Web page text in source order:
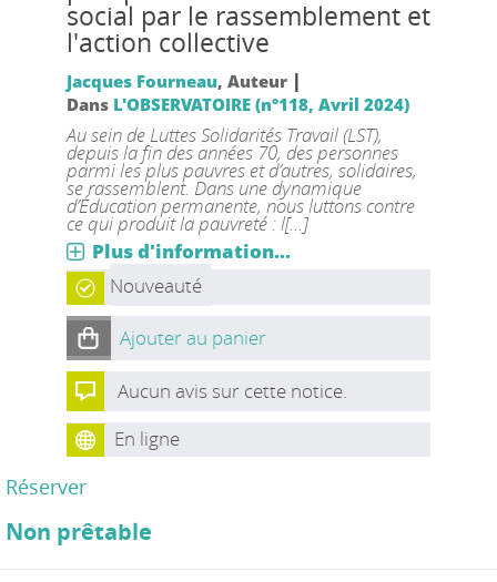
social par le rassemblement et
l'action collective
Jacques Fourneau, Auteur |
Dans L'OBSERVATOIRE (n°118, Avril 2024)
Au sein de Luttes Solidarités Travail (LST),
depuis la fin des années 70, des personnes
parmi les plus pauvres et d’autres, solidaires,
se rassemblent. Dans une dynamique
d’Éducation permanente, nous luttons contre
ce qui produit la pauvreté : l[...]
Plus d'information...
Nouveauté
Ajouter au panier
Aucun avis sur cette notice.
En ligne
Réserver
Non prêtable